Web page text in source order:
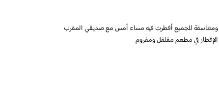
ومتناسقة للجميع أفطرت فيه مساء أمس مع صديقي المقرب
في مطعم مقلقل ومفروم